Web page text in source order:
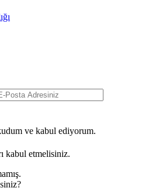
ve kabul ediyorum.
kabul etmelisiniz.